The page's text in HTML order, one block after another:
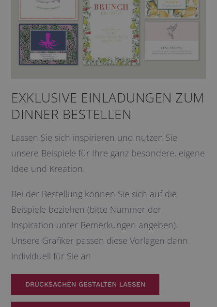
EXKLUSIVE EINLADUNGEN ZUM
DINNER BESTELLEN
Lassen Sie sich inspirieren und nutzen Sie
unsere Beispiele für Ihre ganz besondere, eigene
Idee und Kreation.
Bei der Bestellung können Sie sich auf die
Beispiele beziehen (bitte Nummer der
Inspiration unter Bemerkungen angeben).
Unsere Grafiker passen diese Vorlagen dann
individuell für Sie an
DRUCKSACHEN GESTALTEN LASSEN